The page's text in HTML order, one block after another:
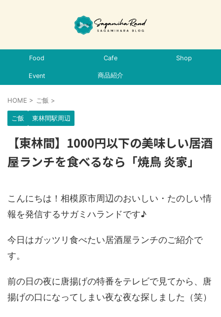
Food Cafe Shop
Event 商品紹介
HOME > ご飯 >
ご飯 東林間駅周辺
【東林間】1000円以下の美味しい居酒
屋ランチを食べるなら「焼鳥 炎家」
こんにちは！相模原市周辺のおいしい・たのしい情
報を発信するサガミハランドです♪
今日はガッツリ食べたい居酒屋ランチのご紹介で
す。
前の日の夜に唐揚げの特番をテレビで見てから、唐
揚げの口になってしまい夜な夜な探しました（笑）